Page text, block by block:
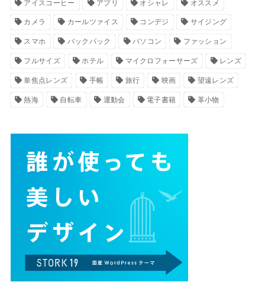
アイスコーヒー アプリ オシャレ オススメ
カメラ カールツァイス コンデジ サイジング
スマホ バックパック パソコン ファッション
フルサイズ ホテル マイクロフォーサーズ レンズ
単焦点レンズ 手帳 旅行 映画 望遠レンズ
熱海 自転車 運動会 電子書籍 革小物